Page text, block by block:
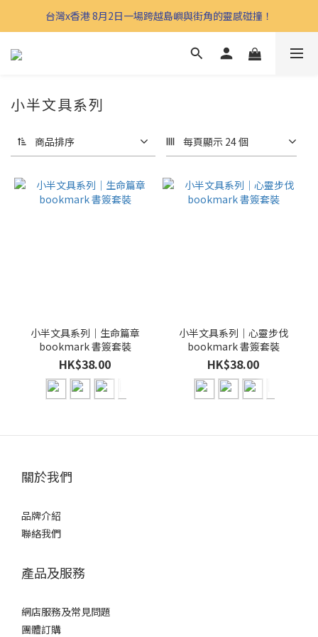
台灣x香港 8月2日一場跨越島嶼與街角的靈感碰撞！
小半文具系列
商品排序 每頁顯示 24 個
小半文具系列｜生命篇章
bookmark 書簽套裝
HK$38.00
小半文具系列｜心靈步伐
bookmark 書簽套裝
HK$38.00
關於我們
品牌介紹
聯絡我們
產品及服務
網店服務及常見問題
團體訂購